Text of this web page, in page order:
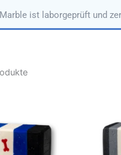
Marble ist laborgeprüft und